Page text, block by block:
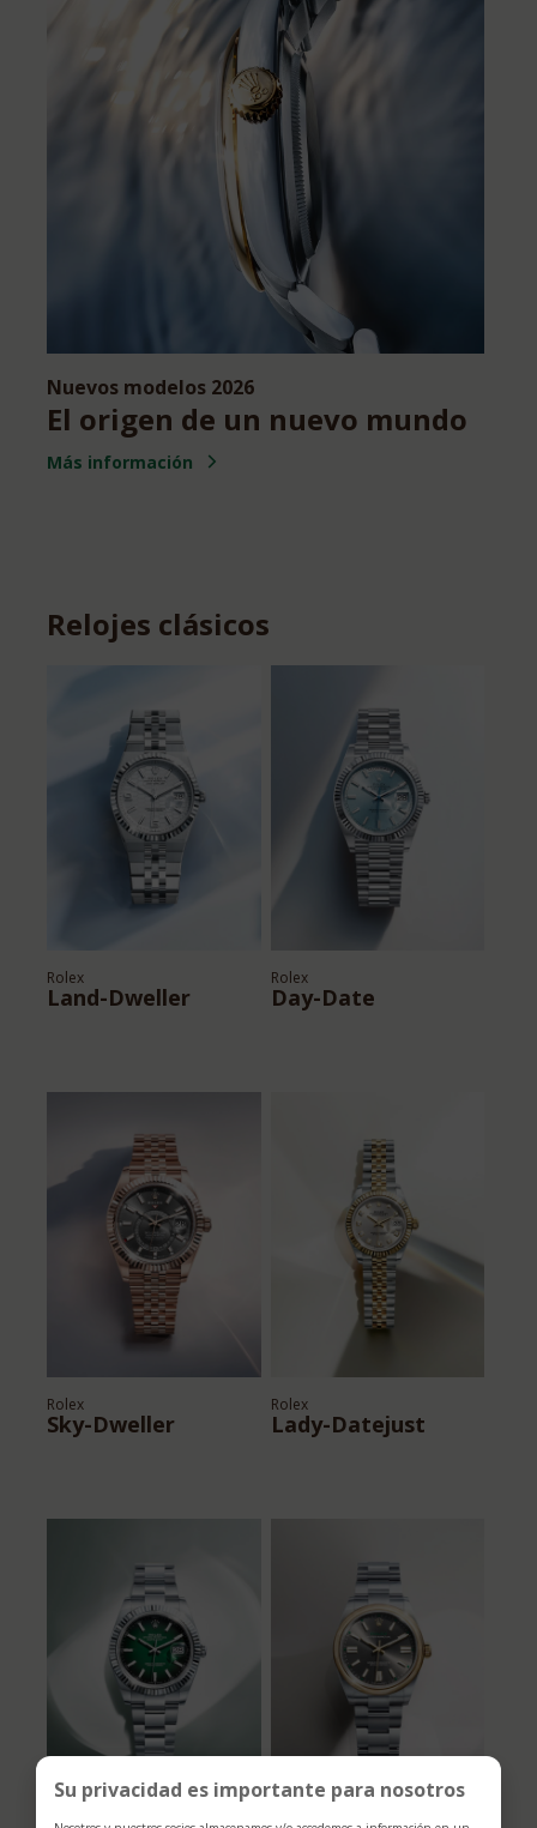
Nuevos modelos 2026
El origen de un nuevo mundo
Más información
Relojes clásicos
Rolex
Land-Dweller
Rolex
Day-Date
Rolex
Sky-Dweller
Rolex
Lady-Datejust
Su privacidad es importante para nosotros